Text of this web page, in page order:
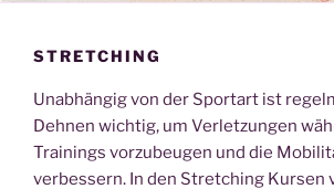
STRETCHING
Unabhängig von der Sportart ist
Dehnen wichtig, um Verletzungen
Trainings vorzubeugen und die
verbessern. In den Stretching Kursen